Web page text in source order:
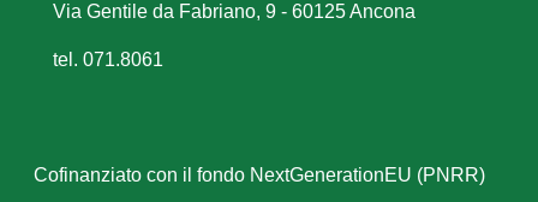
Via Gentile da Fabriano, 9 - 60125 Ancona
tel. 071.8061
Cofinanziato con il fondo NextGenerationEU (PNRR)